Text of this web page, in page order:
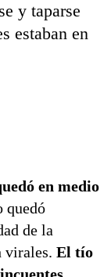
y taparse
estaban en
en medio
quedó
de la
virales. El tío